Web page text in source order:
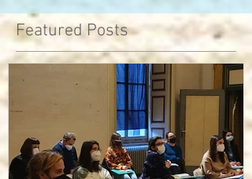
Featured Posts